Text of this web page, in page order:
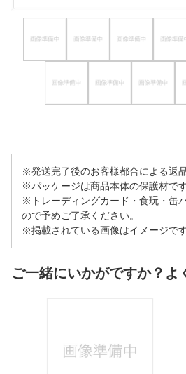
※発送完了後のお客様都合による返
※パッケージは商品本体の保護材で
※トレーディングカード・食玩・缶
ので予めご了承ください。
※掲載されている画像はイメージで
ご一緒にいかがですか？よ